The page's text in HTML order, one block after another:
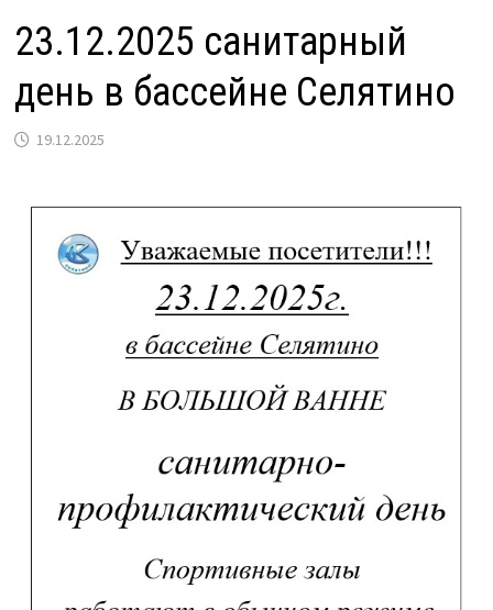
23.12.2025 санитарный
день в бассейне Селятино
19.12.2025